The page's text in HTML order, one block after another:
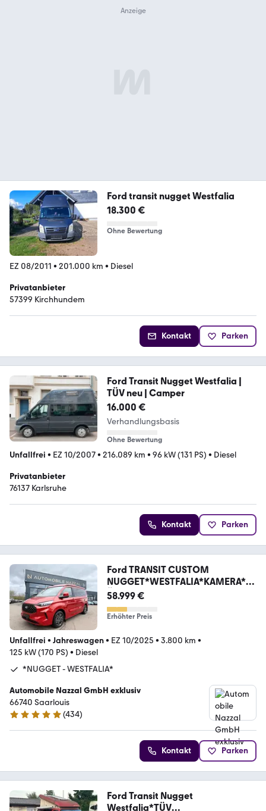
Ford transit nugget Westfalia
18.300 €
Ohne Bewertung
EZ 08/2011 • 201.000 km • Diesel
Privatanbieter
57399 Kirchhundem
Kontakt Parken
Ford Transit Nugget Westfalia |
TÜV neu | Camper
16.000 €
Verhandlungsbasis
Ohne Bewertung
Unfallfrei • EZ 10/2007• 216.089 km • 96 kW (131 PS) • Diesel
Privatanbieter
76137 Karlsruhe
Kontakt Parken
Ford TRANSIT CUSTOM
NUGGET*WESTFALIA*KAMERA*K
ÜCHE*
58.999 €
Erhöhter Preis
Unfallfrei • Jahreswagen• EZ 10/2025 • 3.800 km •
125 kW (170 PS) • Diesel
*NUGGET - WESTFALIA*
Automobile Nazzal GmbH exklusiv
66740 Saarlouis
4.8 Sterne
(434)
Kontakt Parken
Ford Transit Nugget
Westfalia*TÜV